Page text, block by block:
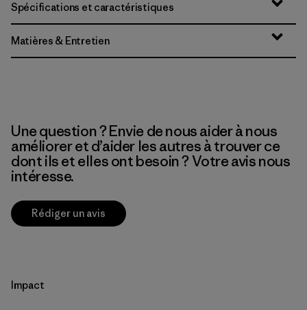
Spécifications et caractéristiques
Matières & Entretien
Une question ? Envie de nous aider à nous
améliorer et d’aider les autres à trouver ce
dont ils et elles ont besoin ? Votre avis nous
intéresse.
Rédiger un avis
Impact